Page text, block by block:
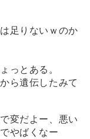
足りないｗのか
っとある。
ら遺伝したみて
変だよー、悪い
やばくなー